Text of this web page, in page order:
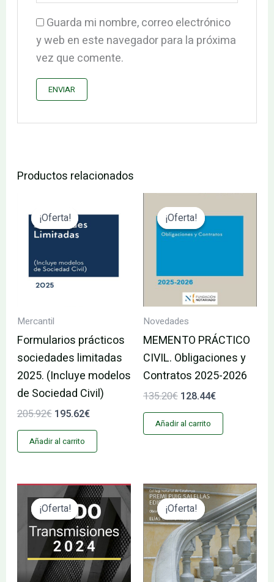
Guarda mi nombre, correo electrónico
y web en este navegador para la próxima
vez que comente.
Productos relacionados
¡Oferta!
¡Oferta!
Mercantil
Formularios prácticos
sociedades limitadas
2025. (Incluye modelos
de Sociedad Civil)
205.92€
precio
original
era:
195.62€
precio
Añadir al carrito
¡Oferta!
¡Oferta!
Novedades
MEMENTO PRÁCTICO
CIVIL. Obligaciones y
Contratos 2025-2026
135.20€
precio
original
era:
128.44€
precio
es:
Añadir al carrito
¡Oferta!
¡Oferta!
El
precio
original
era:
208.00€.
El
precio
actual
es:
197.60€.
¡Oferta!
¡Oferta!
El
precio
original
era:
84.00€.
El
precio
actual
es:
79.80€.